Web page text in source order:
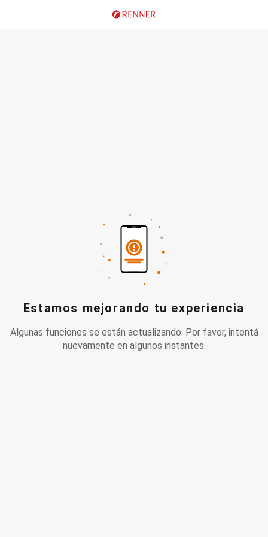
Estamos mejorando tu experiencia
Algunas funciones se están actualizando. Por favor, intentá
nuevamente en algunos instantes.